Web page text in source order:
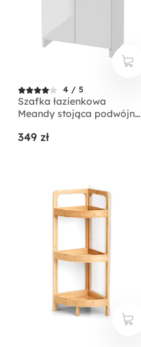
4 / 5
Szafka łazienkowa
Meandy stojąca podwójna
349 zł